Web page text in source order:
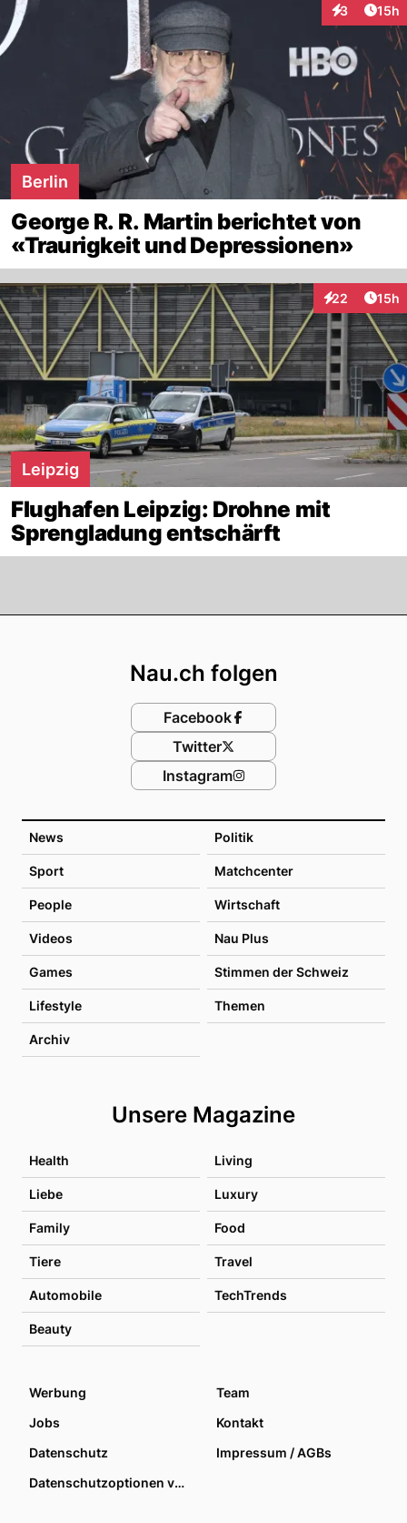
3
Interaktionen
15h
Berlin
George R. R. Martin berichtet von
«Traurigkeit und Depressionen»
22
Interaktionen
15h
Leipzig
Flughafen Leipzig: Drohne mit
Sprengladung entschärft
News Politik
Sport Matchcenter
People Wirtschaft
Videos Nau Plus
Games Stimmen der Schweiz
Lifestyle Themen
Archiv
Unsere Magazine
Health Living
Liebe Luxury
Family Food
Tiere Travel
Automobile TechTrends
Beauty
Nau.ch folgen
Facebook
Twitter
Instagram
Werbung
Team
Jobs
Kontakt
Datenschutz
Impressum / AGBs
Datenschutzoptionen verwalten